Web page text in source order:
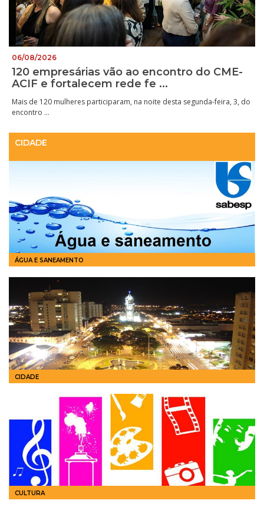
06/08/2026
120 empresárias vão ao encontro do CME-
ACIF e fortalecem rede fe ...
Mais de 120 mulheres participaram, na noite desta segunda-feira, 3, do
encontro ...
CIDADE
ÁGUA E SANEAMENTO
CIDADE
CULTURA